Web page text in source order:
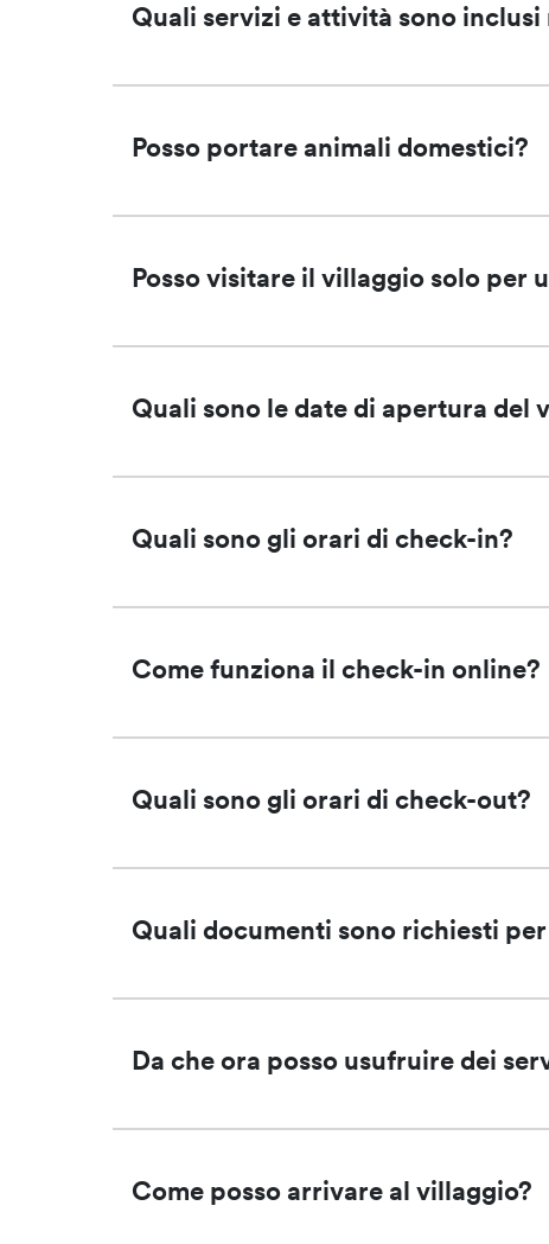
Quali servizi e attività sono inclusi
Posso portare animali domestici?
Posso visitare il villaggio solo per
Quali sono le date di apertura del
Quali sono gli orari di check-in?
Come funziona il check-in online?
Quali sono gli orari di check-out?
Quali documenti sono richiesti
Da che ora posso usufruire dei
Come posso arrivare al villaggio?